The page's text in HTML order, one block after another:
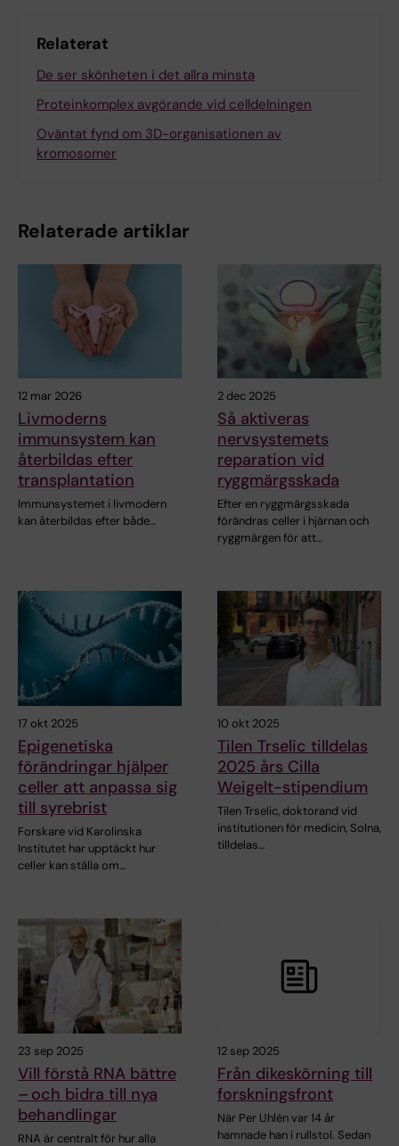
Relaterat
De ser skönheten i det allra minsta
Proteinkomplex avgörande vid celldelningen
Oväntat fynd om 3D-organisationen av
kromosomer
Relaterade artiklar
12 mar 2026
Livmoderns
immunsystem kan
återbildas efter
transplantation
Immunsystemet i livmodern
kan återbildas efter både…
2 dec 2025
Så aktiveras
nervsystemets
reparation vid
ryggmärgsskada
Efter en ryggmärgsskada
förändras celler i hjärnan och
ryggmärgen för att…
17 okt 2025
Epigenetiska
förändringar hjälper
celler att anpassa sig
till syrebrist
Forskare vid Karolinska
Institutet har upptäckt hur
celler kan ställa om…
10 okt 2025
Tilen Trselic tilldelas
2025 års Cilla
Weigelt-stipendium
Tilen Trselic, doktorand vid
institutionen för medicin, Solna,
tilldelas…
23 sep 2025
Vill förstå RNA bättre
– och bidra till nya
behandlingar
RNA är centralt för hur alla
12 sep 2025
Från dikeskörning till
forskningsfront
När Per Uhlén var 14 år
hamnade han i rullstol. Sedan